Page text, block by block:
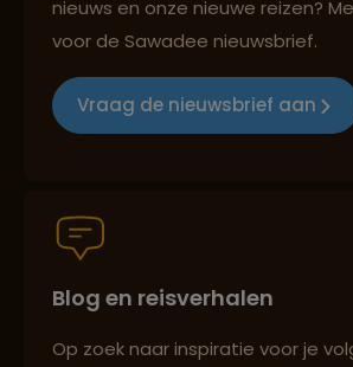
Lees meer over Kaap de
Hoop
Lees meer over
Groepsreizen mét indivuele
Best beoordeelde reisroutes
nieuws en onze nieuwe reizen?
voor de Sawadee nieuwsbrief.
Vraag de nieuwsbrief aan
Blog en reisverhalen
Op zoek naar inspiratie voor je